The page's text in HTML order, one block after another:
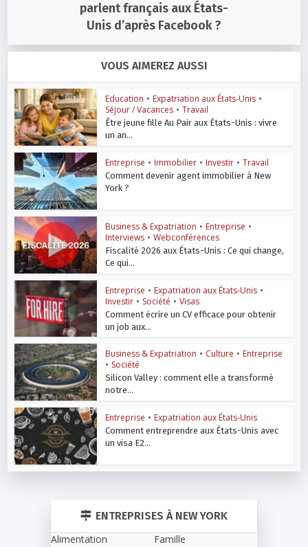
parlent français aux États-
Unis d’après Facebook ?
VOUS AIMEREZ AUSSI
Education • Expatriation aux États-Unis •
Séjour / Vacances • Travail
Être jeune fille Au Pair aux États-Unis : vivre
un an...
Entreprise • Immobilier • Investir • Travail
Comment devenir agent immobilier à New
York ?
Business & Expatriation • Entreprise •
Interviews • Webconférences
Fiscalité 2026 aux États-Unis : Ce qui change,
Ce qui...
Entreprise • Expatriation aux États-Unis •
Investir • Société • Visas
Comment écrire un CV efficace pour obtenir
un job aux...
Business & Expatriation • Culture • Entreprise
• Société
Silicon Valley : comment elle a transformé
notre...
Entreprise • Expatriation aux États-Unis
Comment entreprendre aux États-Unis avec
un visa E2...
ENTREPRISES À NEW YORK
Alimentation
Famille